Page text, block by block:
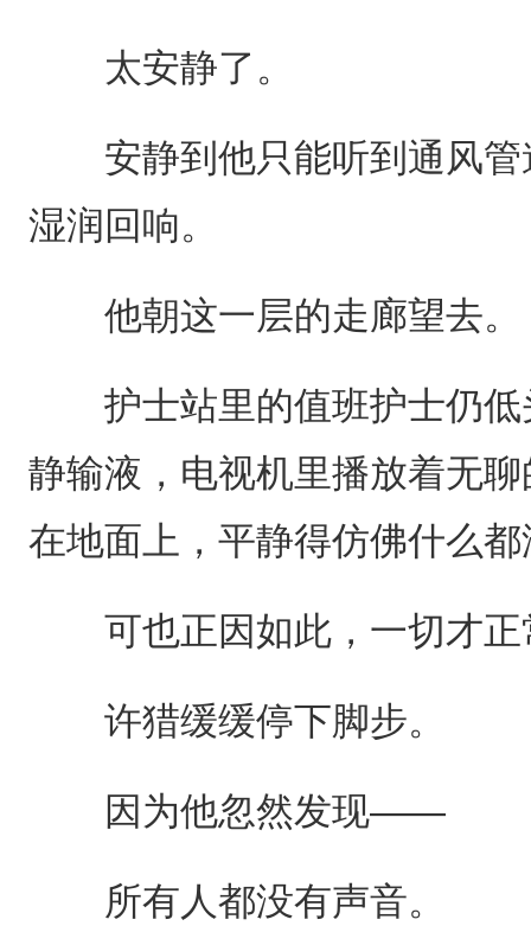
太安静了。
安静到他只能听到通风管
湿润回响。
他朝这一层的走廊望去。
护士站里的值班护士仍低
静输液，电视机里播放着无
在地面上，平静得仿佛什么
可也正因如此，一切才正
许猎缓缓停下脚步。
因为他忽然发现——
所有人都没有声音。